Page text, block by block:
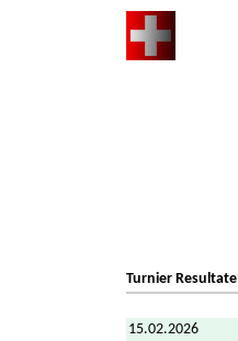
Turnier Resultate
15.02.2026